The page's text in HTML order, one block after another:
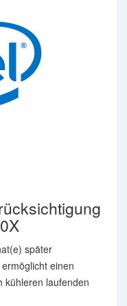
später
einen
kühleren laufenden